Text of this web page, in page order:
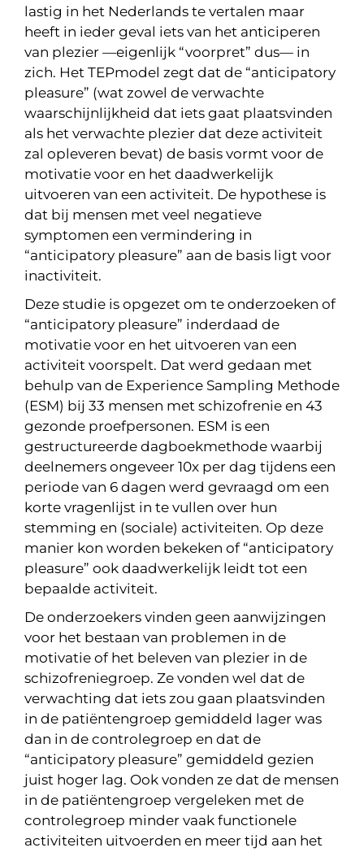
lastig in het Nederlands te vertalen maar
heeft in ieder geval iets van het anticiperen
van plezier —eigenlijk “voorpret” dus— in
zich. Het TEPmodel zegt dat de “anticipatory
pleasure” (wat zowel de verwachte
waarschijnlijkheid dat iets gaat plaatsvinden
als het verwachte plezier dat deze activiteit
zal opleveren bevat) de basis vormt voor de
motivatie voor en het daadwerkelijk
uitvoeren van een activiteit. De hypothese is
dat bij mensen met veel negatieve
symptomen een vermindering in
“anticipatory pleasure” aan de basis ligt voor
inactiviteit.
Deze studie is opgezet om te onderzoeken of
“anticipatory pleasure” inderdaad de
motivatie voor en het uitvoeren van een
activiteit voorspelt. Dat werd gedaan met
behulp van de Experience Sampling Methode
(ESM) bij 33 mensen met schizofrenie en 43
gezonde proefpersonen. ESM is een
gestructureerde dagboekmethode waarbij
deelnemers ongeveer 10x per dag tijdens een
periode van 6 dagen werd gevraagd om een
korte vragenlijst in te vullen over hun
stemming en (sociale) activiteiten. Op deze
manier kon worden bekeken of “anticipatory
pleasure” ook daadwerkelijk leidt tot een
bepaalde activiteit.
De onderzoekers vinden geen aanwijzingen
voor het bestaan van problemen in de
motivatie of het beleven van plezier in de
schizofreniegroep. Ze vonden wel dat de
verwachting dat iets zou gaan plaatsvinden
in de patiëntengroep gemiddeld lager was
dan in de controlegroep en dat de
“anticipatory pleasure” gemiddeld gezien
juist hoger lag. Ook vonden ze dat de mensen
in de patiëntengroep vergeleken met de
controlegroep minder vaak functionele
activiteiten uitvoerden en meer tijd aan het